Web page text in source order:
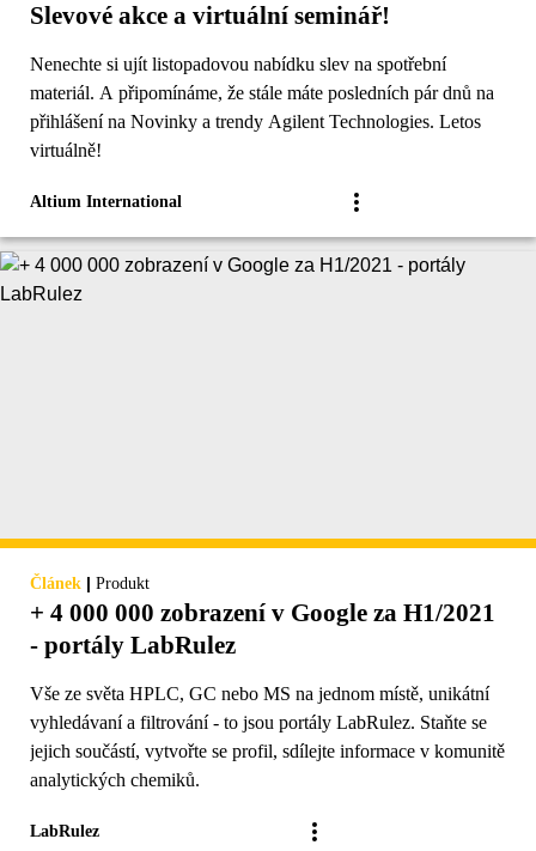
Slevové akce a virtuální seminář!
Nenechte si ujít listopadovou nabídku slev na spotřební
materiál. A připomínáme, že stále máte posledních pár dnů na
přihlášení na Novinky a trendy Agilent Technologies. Letos
virtuálně!
Altium International
Článek | Produkt
+ 4 000 000 zobrazení v Google za H1/2021
- portály LabRulez
Vše ze světa HPLC, GC nebo MS na jednom místě, unikátní
vyhledávaní a filtrování - to jsou portály LabRulez. Staňte se
jejich součástí, vytvořte se profil, sdílejte informace v komunitě
analytických chemiků.
LabRulez